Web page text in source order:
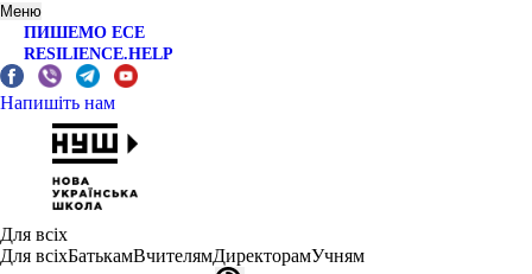
Меню
ПИШЕМО ЕСЕ
RESILIENCE.HELP
Напишіть нам
Для всіх
Для всіхБатькамВчителямДиректорамУчням